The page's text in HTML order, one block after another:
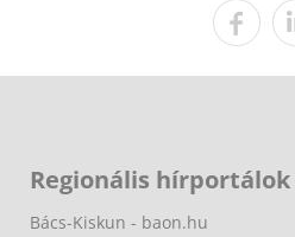
Regionális hírportálok
Bács-Kiskun - baon.hu